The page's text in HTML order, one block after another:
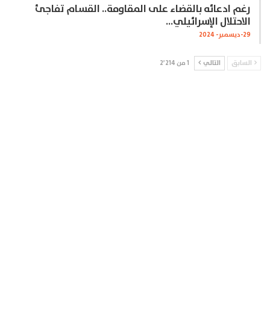
رغم ادعائه بالقضاء على المقاومة.. القسام تفاجئ
الاحتلال الإسرائيلي…
29-ديسمبر- 2024
السابق التالي 1 من 2٬214